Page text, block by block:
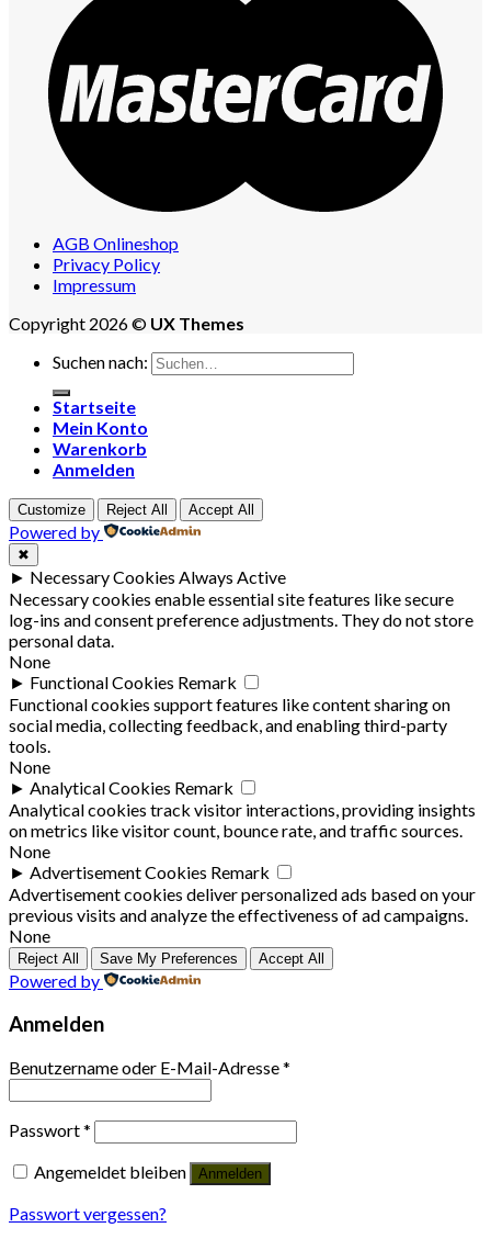
AGB Onlineshop
Privacy Policy
Impressum
Copyright 2026 © UX Themes
Suchen nach:
Startseite
Mein Konto
Warenkorb
Anmelden
Customize Reject All Accept All
Powered by
✖
► Necessary Cookies Always Active
Necessary cookies enable essential site features like secure
log-ins and consent preference adjustments. They do not store
personal data.
None
► Functional Cookies Remark
Functional cookies support features like content sharing on
social media, collecting feedback, and enabling third-party
tools.
None
► Analytical Cookies Remark
Analytical cookies track visitor interactions, providing insights
on metrics like visitor count, bounce rate, and traffic sources.
None
► Advertisement Cookies Remark
Advertisement cookies deliver personalized ads based on your
previous visits and analyze the effectiveness of ad campaigns.
None
Reject All Save My Preferences Accept All
Powered by
Anmelden
Benutzername oder E-Mail-Adresse*
Passwort*
Angemeldet bleiben
Anmelden
Passwort vergessen?